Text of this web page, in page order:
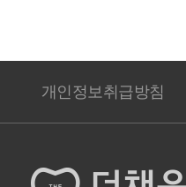
개인정보취급방침